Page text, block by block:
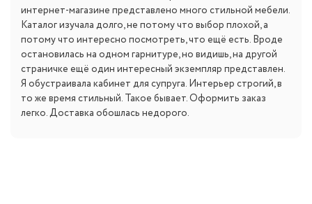
интернет-магазине представлено много стильной мебели.
Каталог изучала долго, не потому что выбор плохой, а
потому что интересно посмотреть, что ещё есть. Вроде
остановилась на одном гарнитуре, но видишь, на другой
страничке ещё один интересный экземпляр представлен.
Я обустраивала кабинет для супруга. Интерьер строгий, в
то же время стильный. Такое бывает. Оформить заказ
легко. Доставка обошлась недорого.